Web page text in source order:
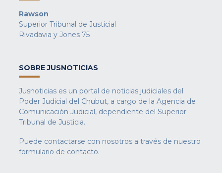
Rawson
Superior Tribunal de Justicial
Rivadavia y Jones 75
SOBRE JUSNOTICIAS
Jusnoticias es un portal de noticias judiciales del
Poder Judicial del Chubut, a cargo de la Agencia de
Comunicación Judicial, dependiente del Superior
Tribunal de Justicia.
Puede contactarse con nosotros a través de nuestro
formulario de contacto.